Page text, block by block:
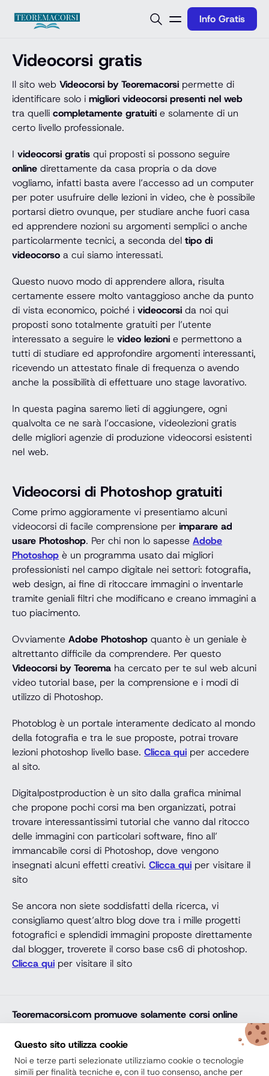
Info Gratis
Videocorsi gratis
Il sito web Videocorsi by Teoremacorsi permette di
identificare solo i migliori videocorsi presenti nel web
tra quelli completamente gratuiti e solamente di un
certo livello professionale.
I videocorsi gratis qui proposti si possono seguire
online direttamente da casa propria o da dove
vogliamo, infatti basta avere l’accesso ad un computer
per poter usufruire delle lezioni in video, che è possibile
portarsi dietro ovunque, per studiare anche fuori casa
ed apprendere nozioni su argomenti semplici o anche
particolarmente tecnici, a seconda del tipo di
videocorso a cui siamo interessati.
Questo nuovo modo di apprendere allora, risulta
certamente essere molto vantaggioso anche da punto
di vista economico, poiché i videocorsi da noi qui
proposti sono totalmente gratuiti per l’utente
interessato a seguire le video lezioni e permettono a
tutti di studiare ed approfondire argomenti interessanti,
ricevendo un attestato finale di frequenza o avendo
anche la possibilità di effettuare uno stage lavorativo.
In questa pagina saremo lieti di aggiungere, ogni
qualvolta ce ne sarà l’occasione, videolezioni gratis
delle migliori agenzie di produzione videocorsi esistenti
nel web.
Videocorsi di Photoshop gratuiti
Come primo aggioramente vi presentiamo alcuni
videocorsi di facile comprensione per imparare ad
usare Photoshop. Per chi non lo sapesse Adobe
Photoshop è un programma usato dai migliori
professionisti nel campo digitale nei settori: fotografia,
web design, ai fine di ritoccare immagini o inventarle
tramite geniali filtri che modificano e creano immagini a
tuo piacimento.
Ovviamente Adobe Photoshop quanto è un geniale è
altrettanto difficile da comprendere. Per questo
Videocorsi by Teorema ha cercato per te sul web alcuni
video tutorial base, per la comprensione e i modi di
utilizzo di Photoshop.
Photoblog è un portale interamente dedicato al mondo
della fotografia e tra le sue proposte, potrai trovare
lezioni photoshop livello base. Clicca qui per accedere
al sito.
Digitalpostproduction è un sito dalla grafica minimal
che propone pochi corsi ma ben organizzati, potrai
trovare interessantissimi tutorial che vanno dal ritocco
delle immagini con particolari software, fino all’
immancabile corsi di Photoshop, dove vengono
insegnati alcuni effetti creativi. Clicca qui per visitare il
sito
Se ancora non siete soddisfatti della ricerca, vi
consigliamo quest’altro blog dove tra i mille progetti
fotografici e splendidi immagini proposte direttamente
dal blogger, troverete il corso base cs6 di photoshop.
Clicca qui per visitare il sito
Teoremacorsi.com promuove solamente corsi online
professionali, corsi per il diploma online, lauree e master
online di comprovata qualità e con attestato finale
riconosciuto e spendibile sul mercato del lavoro. Trova
la soluzione ideale e arricchisci il tuo percorso di studi
Questo sito utilizza cookie
Noi e terze parti selezionate utilizziamo cookie o tecnologie
simili per finalità tecniche e, con il tuo consenso, anche per